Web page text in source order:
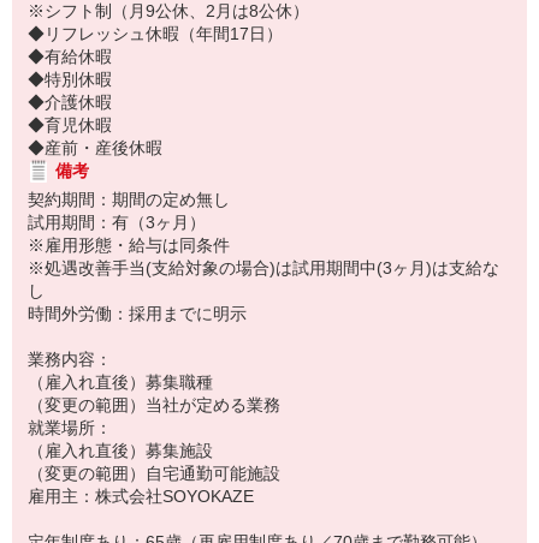
※シフト制（月9公休、2月は8公休）
◆リフレッシュ休暇（年間17日）
◆有給休暇
◆特別休暇
◆介護休暇
◆育児休暇
◆産前・産後休暇
備考
契約期間：期間の定め無し
試用期間：有（3ヶ月）
※雇用形態・給与は同条件
※処遇改善手当(支給対象の場合)は試用期間中(3ヶ月)は支給な
し
時間外労働：採用までに明示
業務内容：
（雇入れ直後）募集職種
（変更の範囲）当社が定める業務
就業場所：
（雇入れ直後）募集施設
（変更の範囲）自宅通勤可能施設
雇用主：株式会社SOYOKAZE